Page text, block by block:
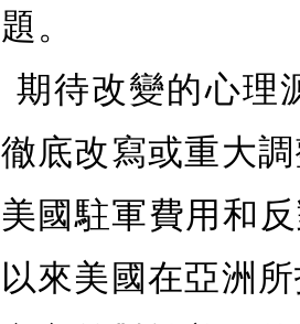
題。
期待改變的心理
徹底改寫或重大
美國駐軍費用和
以來美國在亞洲